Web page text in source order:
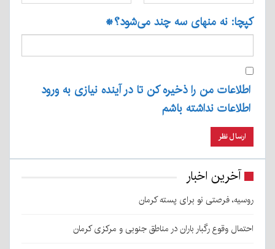
کپچا: نه منهای سه چند می‌شود؟*
اطلاعات من را ذخیره کن تا در آینده نیازی به ورود
اطلاعات نداشته باشم
آخرین اخبار
روسیه، فرصتی نو برای پسته کرمان
احتمال وقوع رگبار باران در مناطق جنوبی و مرکزی کرمان